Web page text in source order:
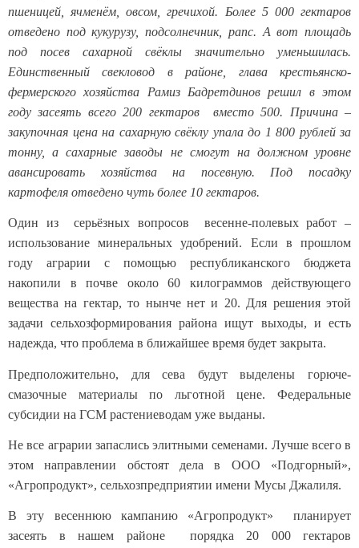
пшеницей, ячменём, овсом, гречихой. Более 5 000 гектаров
отведено под кукурузу, подсолнечник, рапс. А вот площадь
под посев сахарной свёклы значительно уменьшилась.
Единственный свекловод в районе, глава крестьянско-
фермерского хозяйства Рамиз Бадретдинов решил в этом
году засеять всего 200 гектаров вместо 500. Причина –
закупочная цена на сахарную свёклу упала до 1 800 рублей за
тонну, а сахарные заводы не смогут на должном уровне
авансировать хозяйства на посевную. Под посадку
картофеля отведено чуть более 10 гектаров.
Один из серьёзных вопросов весенне-полевых работ –
использование минеральных удобрений. Если в прошлом
году аграрии с помощью республиканского бюджета
накопили в почве около 60 килограммов действующего
вещества на гектар, то нынче нет и 20. Для решения этой
задачи сельхозформирования района ищут выходы, и есть
надежда, что проблема в ближайшее время будет закрыта.
Предположительно, для сева будут выделены горюче-
смазочные материалы по льготной цене. Федеральные
субсидии на ГСМ растениеводам уже выданы.
Не все аграрии запаслись элитными семенами. Лучше всего в
этом направлении обстоят дела в ООО «Подгорный»,
«Агропродукт», сельхозпредприятии имени Мусы Джалиля.
В эту весеннюю кампанию «Агропродукт» планирует
засеять в нашем районе порядка 20 000 гектаров